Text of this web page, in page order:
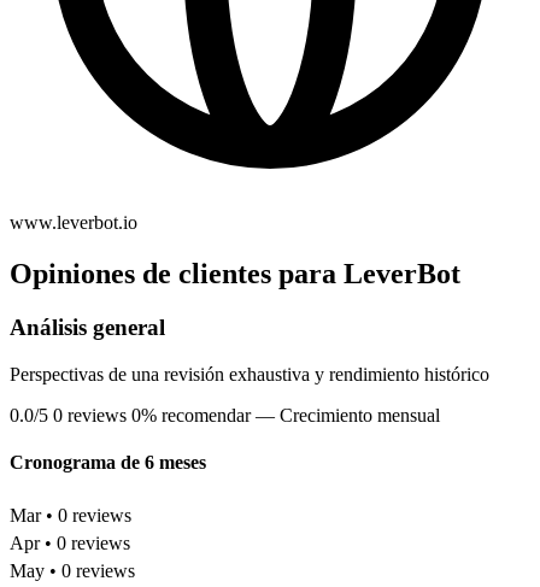
www.leverbot.io
Opiniones de clientes para LeverBot
Análisis general
Perspectivas de una revisión exhaustiva y rendimiento histórico
0.0/5 0 reviews 0% recomendar — Crecimiento mensual
Cronograma de 6 meses
Mar • 0 reviews
Apr • 0 reviews
May • 0 reviews